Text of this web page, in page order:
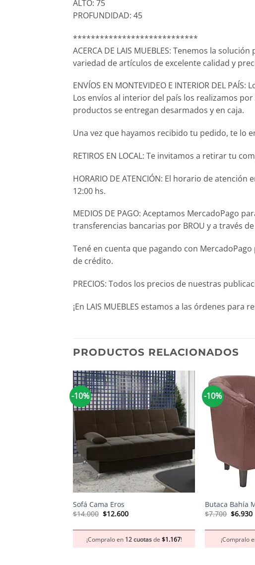
ALTO: 75
PROFUNDIDAD: 45
****************************
ACERCA DE LAIS MUEBLES: Tenemos la
variedad de artículos de excelente calidad y
ENVÍOS EN MONTEVIDEO E INTERIOR DEL
Los envíos al interior del país los realizamos
productos se entregan desarmados y en caja.
Una vez que hayamos recibido tu pedido, te lo
RETIROS EN LOCAL: Te invitamos a retirar tu
HORARIO DE ATENCIÓN: El horario de
12:00 hs.
MEDIOS DE PAGO: Aceptamos MercadoPago
transferencias bancarias por BROU y a través
Tené en cuenta que pagando con
de crédito.
PRECIOS: Todos los precios de nuestras
¡En LAIS MUEBLES estamos a las órdenes
PRODUCTOS RELACIONADOS
-10%
+
Sofá Cama Eros
$14.000 El
$14.000.
$12.600El
$12.600.
¡Compralo en 12 cuotasde $1.167!
-10%
Butaca Bahía
$7.700 El
$7.700.
$6.930El
¡Compralo